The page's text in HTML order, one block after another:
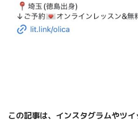
この記事は、インスタグラムやツ